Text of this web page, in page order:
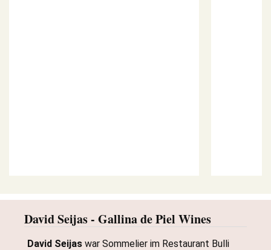
David Seijas - Gallina de Piel Wines
David Seijas war Sommelier im Restaurant Bulli